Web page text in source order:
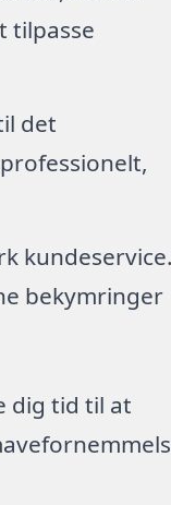
tilpasse
det
bekymringer
dig tid til at